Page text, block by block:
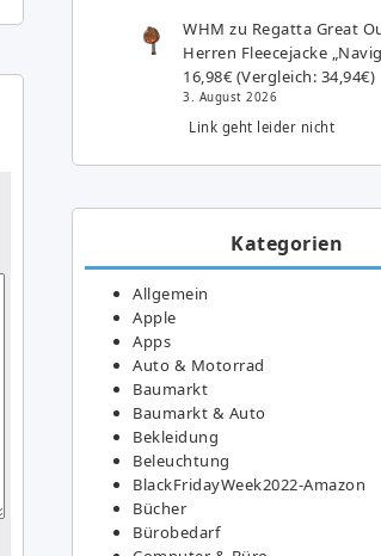
WHM zu Regatta Great
Herren Fleecejacke
16,98€ (Vergleich: 34,94€)
3. August 2026
Link geht leider nicht
Kategorien
Allgemein
Apple
Apps
Auto & Motorrad
Baumarkt
Baumarkt & Auto
Bekleidung
Beleuchtung
BlackFridayWeek2022-Amazon
Bücher
Bürobedarf